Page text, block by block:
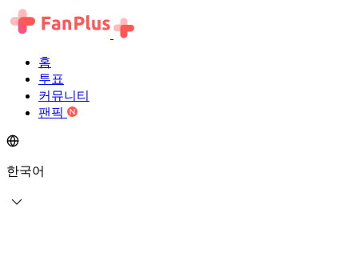
홈
투표
커뮤니티
팬픽
한국어